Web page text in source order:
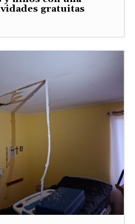
gratuitas